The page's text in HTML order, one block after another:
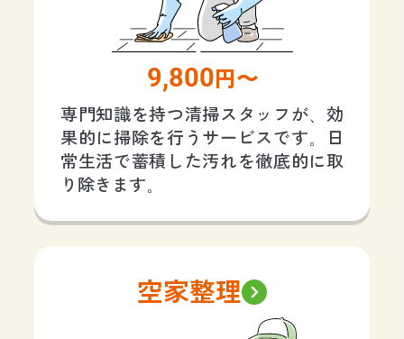
9,800 円〜
専門知識を持つ清掃スタッフが、効
果的に掃除を行うサービスです。日
常生活で蓄積した汚れを徹底的に取
り除きます。
空家整理